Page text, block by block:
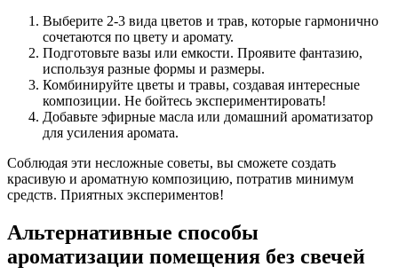
Выберите 2-3 вида цветов и трав, которые гармонично
сочетаются по цвету и аромату.
Подготовьте вазы или емкости. Проявите фантазию,
используя разные формы и размеры.
Комбинируйте цветы и травы, создавая интересные
композиции. Не бойтесь экспериментировать!
Добавьте эфирные масла или домашний ароматизатор
для усиления аромата.
Соблюдая эти несложные советы, вы сможете создать
красивую и ароматную композицию, потратив минимум
средств. Приятных экспериментов!
Альтернативные способы
ароматизации помещения без свечей